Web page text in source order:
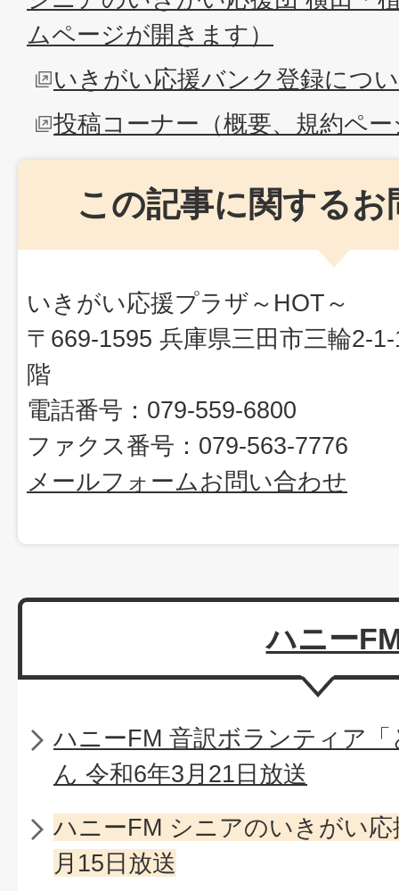
ムページが開きます）
いきがい応援バンク登録につ
投稿コーナー（概要、規約ペ
この記事に関するお
いきがい応援プラザ～HOT～
〒669-1595 兵庫県三田市三輪2-
階
電話番号：079-559-6800
ファクス番号：079-563-7776
メールフォームお問い合わせ
ハニー
ハニーFM 音訳ボランティア
ん 令和6年3月21日放送
ハニーFM シニアのいきがい
月15日放送